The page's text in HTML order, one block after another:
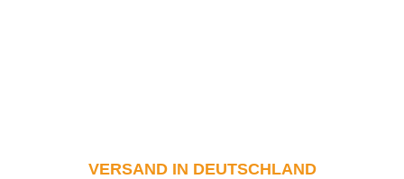
VERSAND IN DEUTSCHLAND